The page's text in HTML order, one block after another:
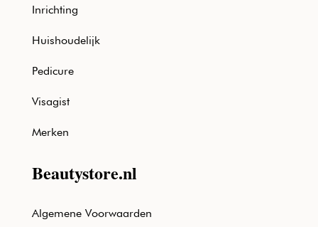
Inrichting
Huishoudelijk
Pedicure
Visagist
Merken
Beautystore.nl
Algemene Voorwaarden